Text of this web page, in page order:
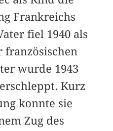
Frankreichs
fiel 1940 als
wurde 1943
Kurz
konnte sie
Zug des